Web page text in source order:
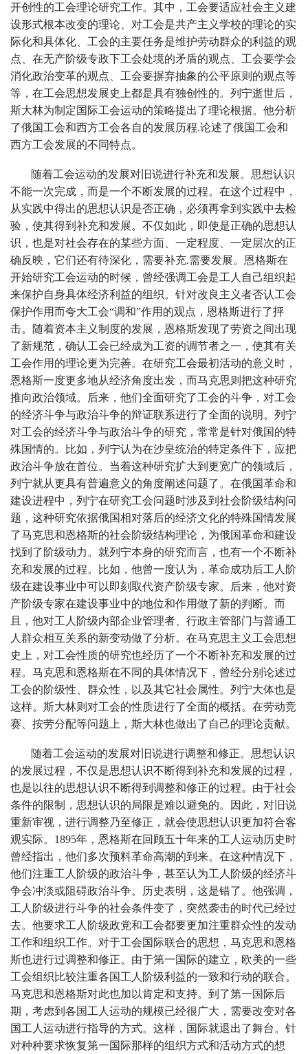
开创性的工会理论研究工作。其中，工会要适应社会主义建
设形式根本改变的理论、对工会是共产主义学校的理论的实
际化和具体化、工会的主要任务是维护劳动群众的利益的观
点、在无产阶级专政下工会处境的矛盾的观点、工会要学会
消化政治变革的观点、工会要摒弃抽象的公平原则的观点等
等，在工会思想发展史上都是具有独创性的。列宁逝世后，
斯大林为制定国际工会运动的策略提出了理论根据。他分析
了俄国工会和西方工会各自的发展历程.论述了俄国工会和
西方工会发展的不同特点。
随着工会运动的发展对旧说进行补充和发展。思想认识
不能一次完成，而是一个不断发展的过程。在这个过程中，
从实践中得出的思想认识是否正确，必须再拿到实践中去检
验，使其得到补充和发展。不仅如此，即使是正确的思想认
识，也是对社会存在的某些方面、一定程度、一定层次的正
确反映，它们还有待深化，需要补充.需要发展。恩格斯在
开始研究工会运动的时候，曾经强调工会是工人自己组织起
来保护自身具体经济利益的组织。针对改良主义者否认工会
保护作用而夸大工会“调和”作用的观点，恩格斯进行了抨
击。随着资本主义制度的发展，恩格斯发现了劳资之间出现
了新规范，确认工会已经成为工资的调节者之一，使其有关
工会作用的理论更为完善。在研究工会最初活动的意义时，
恩格斯一度更多地从经济角度出发，而马克思则把这种研究
推向政治领域。后来，他们全面研究了工会的斗争，对工会
的经济斗争与政治斗争的辩证联系进行了全面的说明。列宁
对工会的经济斗争与政治斗争的研究，常常是针对俄国的特
殊国情的。比如，列宁认为在沙皇统治的特定条件下，应把
政治斗争放在首位。当着这种研究扩大到更宽广的领域后，
列宁就从更具有普遍意义的角度阐述问题了。在俄国革命和
建设进程中，列宁在研究工会问题时涉及到社会阶级结构问
题，这种研究依据俄国相对落后的经济文化的特殊国情发展
了马克思和恩格斯的社会阶级结构理论，为俄国革命和建设
找到了阶级动力。就列宁本身的研究而言，也有一个不断补
充和发展的过程。比如，他曾一度认为，革命成功后工人阶
级在建设事业中可以即刻取代资产阶级专家。后来，他对资
产阶级专家在建设事业中的地位和作用做了新的判断。而
且，他对工人阶级内部企业管理者、行政主管部门与普通工
人群众相互关系的新变动做了分析。在马克思主义工会思想
史上，对工会性质的研究也经历了一个不断补充和发展的过
程。马克思和恩格斯在不同的具体情况下，曾经分别论述过
工会的阶级性、群众性，以及其它社会属性。列宁大体也是
这样。斯大林则对工会的性质进行了全面的概括。在劳动竞
赛、按劳分配等问题上，斯大林也做出了自己的理论贡献。
随着工会运动的发展对旧说进行调整和修正。思想认识
的发展过程，不仅是思想认识不断得到补充和发展的过程，
也是以往的思想认识不断得到调整和修正的过程。由于社会
条件的限制，思想认识的局限是难以避免的。因此，对旧说
重新审视，进行调整乃至修正，就会使思想认识更加符合客
观实际。1895年，恩格斯在回顾五十年来的工人运动历史时
曾经指出，他们多次预料革命高潮的到来。在这种情况下，
他们注重工人阶级的政治斗争，甚至认为工人阶级的经济斗
争会冲淡或阻碍政治斗争。历史表明，这是错了。他强调，
工人阶级进行斗争的社会条件变了，突然袭击的时代已经过
去。他要求工人阶级政党和工会都要更加注重群众性的发动
工作和组织工作。对于工会国际联合的思想，马克思和恩格
斯也进行过调整和修正。由于第一国际的建立，欧美的一些
工会组织比较注重各国工人阶级利益的一致和行动的联合。
马克思和恩格斯对此也加以肯定和支持。到了第一国际后
期，考虑到各国工人运动的规模已经很广大，需要改变对各
国工人运动进行指导的方式。这样，国际就退出了舞台。针
对种种要求恢复第一国际那样的组织方式和活动方式的想